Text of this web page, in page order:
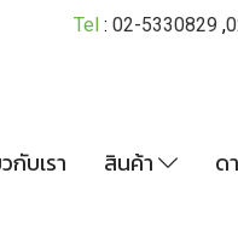
Tel : 02-5330829 ,
กับเรา สินค้า ด